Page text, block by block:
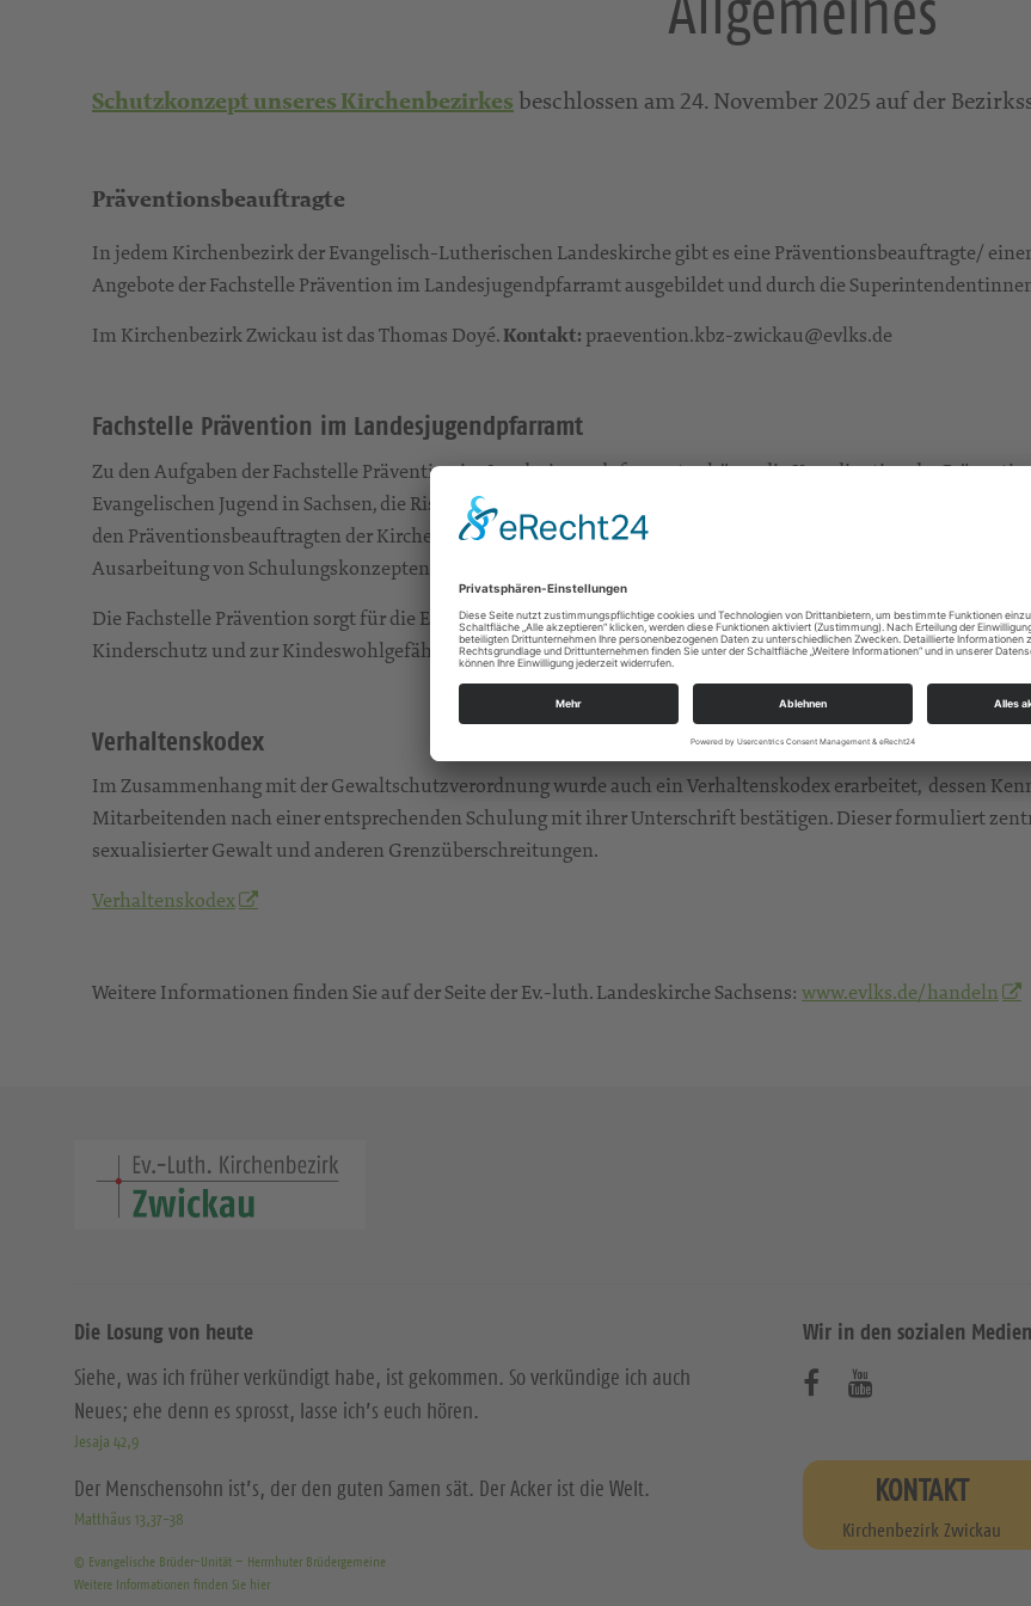
Schutzkonzept unseres Kirchenbezirkes beschlossen am 24. November 2025 auf der
Präventionsbeauftragte
In jedem Kirchenbezirk der Evangelisch-Lutherischen Landeskirche gibt es eine Präventionsbeauftragte/
Angebote der Fachstelle Prävention im Landesjugendpfarramt ausgebildet und durch die
Im Kirchenbezirk Zwickau ist das Thomas Doyé.Kontakt: praevention.kbz-zwickau@evlks.de
Fachstelle Prävention im Landesjugendpfarramt
Zu den Aufgaben der Fachstelle Prävention im Landesjugendpfarramt gehören die Koordination der
Evangelischen Jugend in Sachsen, die Risikoanalyse, die Kooperation mit den Fachstellen der Gliedkirchen
den Präventionsbeauftragten der Kirchenbezirke sowie der Werke, Dienste und Einrichtungen zusammen,
Ausarbeitung von Schulungskonzepten.
Die Fachstelle Prävention sorgt für die Einbeziehung der Strukturen der Evangelischen Jugend in Sachsen
Kinderschutz und zur Kindeswohlgefährdung. Im Bereich der ehrenamtlich Mitarbeitenden kooperiert sie
Verhaltenskodex
Im Zusammenhang mit der Gewaltschutzverordnung wurde auch ein Verhaltenskodex erarbeitet, dessen
Mitarbeitenden nach einer entsprechenden Schulung mit ihrer Unterschrift bestätigen. Dieser formuliert
sexualisierter Gewalt und anderen Grenzüberschreitungen.
Verhaltenskodex
Weitere Informationen finden Sie auf der Seite der Ev.-luth. Landeskirche Sachsens: www.evlks.de/handeln
Die Losung von heute
Siehe, was ich früher verkündigt habe, ist gekommen. So verkündige ich auch
Neues; ehe denn es sprosst, lasse ich’s euch hören.
Jesaja 42,9
Der Menschensohn ist’s, der den guten Samen sät. Der Acker ist die Welt.
Matthäus 13,37-38
© Evangelische Brüder-Unität – Herrnhuter Brüdergemeine
Weitere Informationen finden Sie hier
Wir in den sozialen Medien
B
B
s
u
KONTAKT
Kirchenbezirk Zwickau